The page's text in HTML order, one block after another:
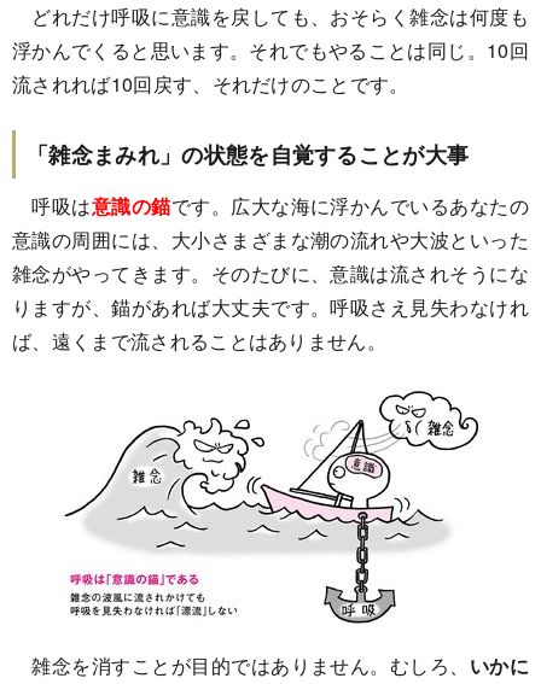
どれだけ呼吸に意識を戻しても、おそらく雑念は何度も
浮かんでくると思います。それでもやることは同じ。10回
流されれば10回戻す、それだけのことです。
「雑念まみれ」の状態を自覚することが大事
呼吸は意識の錨です。広大な海に浮かんでいるあなたの
意識の周囲には、大小さまざまな潮の流れや大波といった
雑念がやってきます。そのたびに、意識は流されそうにな
りますが、錨があれば大丈夫です。呼吸さえ見失わなけれ
ば、遠くまで流されることはありません。
雑念を消すことが目的ではありません。むしろ、 いかに